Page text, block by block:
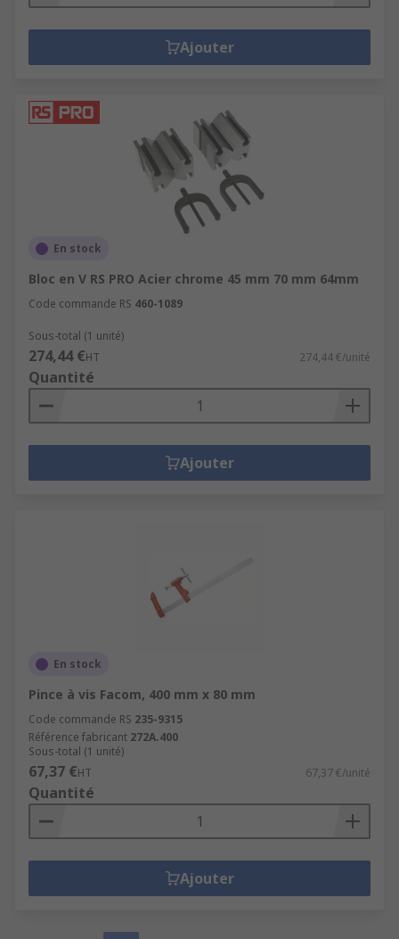
Ajouter
En stock
Bloc en V RS PRO Acier chrome 45 mm 70 mm 64mm
Code commande RS 460-1089
Sous-total (1 unité)
274,44 €HT 274,44 €/unité
Quantité
Ajouter
En stock
Pince à vis Facom, 400 mm x 80 mm
Code commande RS 235-9315
Référence fabricant 272A.400
Sous-total (1 unité)
67,37 €HT 67,37 €/unité
Quantité
Ajouter